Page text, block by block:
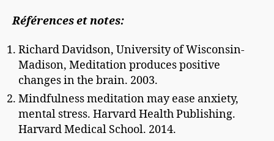
Références et notes:
Richard Davidson, University of Wisconsin-
Madison, Meditation produces positive
changes in the brain. 2003.
Mindfulness meditation may ease anxiety,
mental stress. Harvard Health Publishing.
Harvard Medical School. 2014.